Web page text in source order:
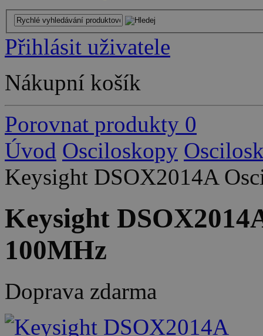
Přihlásit uživatele
Nákupní košík
Porovnat produkty 0
Úvod Osciloskopy
Keysight DSOX2014A
Keysight
100MHz
Doprava zdarma